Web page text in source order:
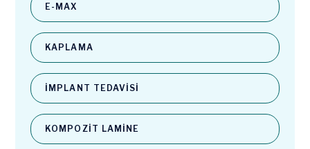
E-MAX
KAPLAMA
İMPLANT TEDAVISI
KOMPOZIT LAMINE